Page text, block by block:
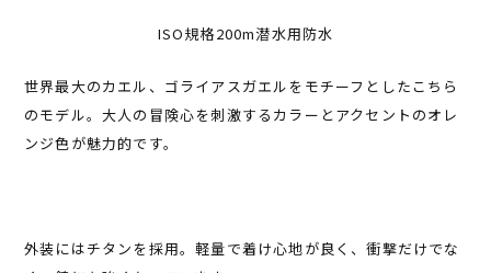
ISO規格200m潜水用防水
世界最大のカエル、ゴライアスガエルをモチーフとしたこちら
のモデル。大人の冒険心を刺激するカラーとアクセントのオレ
ンジ色が魅力的です。
外装にはチタンを採用。軽量で着け心地が良く、衝撃だけでな